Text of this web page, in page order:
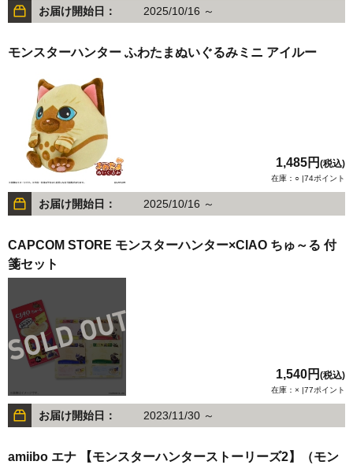
お届け開始日： 2025/10/16 ～
モンスターハンター ふわたまぬいぐるみミニ アイルー
1,485円 (税込)
在庫：○ |74ポイント
お届け開始日： 2025/10/16 ～
CAPCOM STORE モンスターハンター×CIAO ちゅ～る 付
箋セット
1,540円 (税込)
在庫：× |77ポイント
お届け開始日： 2023/11/30 ～
amiibo エナ 【モンスターハンターストーリーズ2】（モン